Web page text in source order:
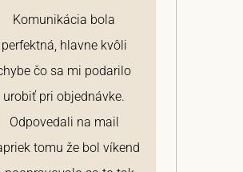
Komunikácia bola
perfektná, hlavne kvôli
čo sa mi podarilo
urobiť pri objednávke.
Odpovedali na mail
tomu že bol víkend